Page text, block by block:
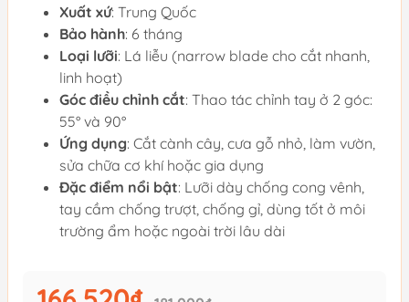
Xuất xứ: Trung Quốc
Bảo hành: 6 tháng
Loại lưỡi: Lá liễu (narrow blade cho cắt nhanh,
linh hoạt)
Góc điều chỉnh cắt: Thao tác chỉnh tay ở 2 góc:
55° và 90°
Ứng dụng: Cắt cành cây, cưa gỗ nhỏ, làm vườn,
sửa chữa cơ khí hoặc gia dụng
Đặc điểm nổi bật: Lưỡi dày chống cong vênh,
tay cầm chống trượt, chống gỉ, dùng tốt ở môi
trường ẩm hoặc ngoài trời lâu dài